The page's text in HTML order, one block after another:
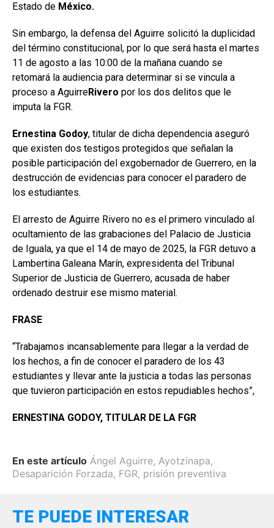
Estado de México.
Sin embargo, la defensa del Aguirre solicitó la duplicidad
del término constitucional, por lo que será hasta el martes
11 de agosto a las 10:00 de la mañana cuando se
retomará la audiencia para determinar si se vincula a
proceso a AguirreRivero por los dos delitos que le
imputa la FGR.
Ernestina Godoy, titular de dicha dependencia aseguró
que existen dos testigos protegidos que señalan la
posible participación del exgobernador de Guerrero, en la
destrucción de evidencias para conocer el paradero de
los estudiantes.
El arresto de Aguirre Rivero no es el primero vinculado al
ocultamiento de las grabaciones del Palacio de Justicia
de Iguala, ya que el 14 de mayo de 2025, la FGR detuvo a
Lambertina Galeana Marín, expresidenta del Tribunal
Superior de Justicia de Guerrero, acusada de haber
ordenado destruir ese mismo material.
FRASE
“Trabajamos incansablemente para llegar a la verdad de
los hechos, a fin de conocer el paradero de los 43
estudiantes y llevar ante la justicia a todas las personas
que tuvieron participación en estos repudiables hechos”,
ERNESTINA GODOY, TITULAR DE LA FGR
En este artículo Ángel Aguirre, Ayotzinapa,
Desaparición Forzada, FGR, prisión preventiva
TE PUEDE INTERESAR